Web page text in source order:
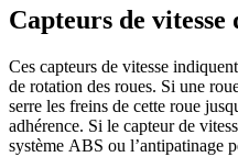
Capteurs de vitesse
Ces capteurs de vitesse
de rotation des roues. Si une
serre les freins de cette roue
adhérence. Si le capteur de
système ABS ou l’antipatinage